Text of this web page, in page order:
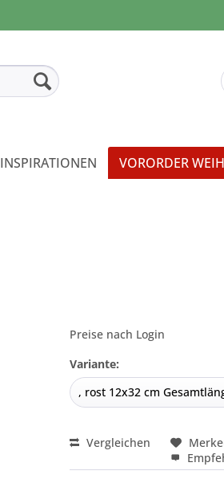
INSPIRATIONEN VORORDER
Preise nach Login
Variante:
Vergleichen